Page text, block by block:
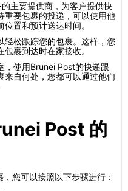
的主要提供商，为客户提供快
重要包裹的投递，可以使用他
置和预计送达时间。
轻松跟踪您的包裹。这样，您
裹到达时在家接收。
，使用Brunei Post的快递跟
来自何处，您都可以通过他们
Post 的
您可以按照以下步骤进行：